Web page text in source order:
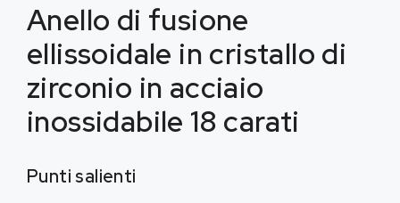
Anello di fusione
ellissoidale in cristallo di
zirconio in acciaio
inossidabile 18 carati
Punti salienti